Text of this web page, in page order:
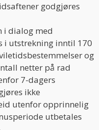
godgjøres
i dialog med
i utstrekning inntil 170
og
netter på rad
7-dagers
ikke
utenfor opprinnelig
utbetales